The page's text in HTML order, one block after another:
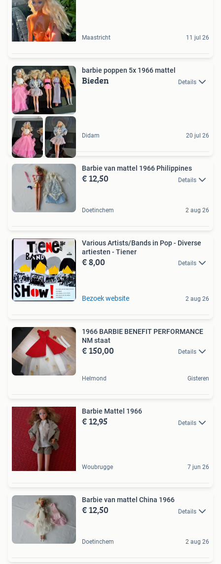
Maastricht 11 jul 26
barbie poppen 5x 1966 mattel
Bieden Details
Didam 20 jul 26
Barbie van mattel 1966 Philippines
€ 12,50 Details
Doetinchem 2 aug 26
Various Artists/Bands in Pop - Diverse
artiesten - Tiener
€ 8,00 Details
Bezoek website 2 aug 26
1966 BARBIE BENEFIT PERFORMANCE
NM staat
€ 150,00 Details
Helmond Gisteren
Barbie Mattel 1966
€ 12,95 Details
Woubrugge 7 jun 26
Barbie van mattel China 1966
€ 12,50 Details
Doetinchem 2 aug 26